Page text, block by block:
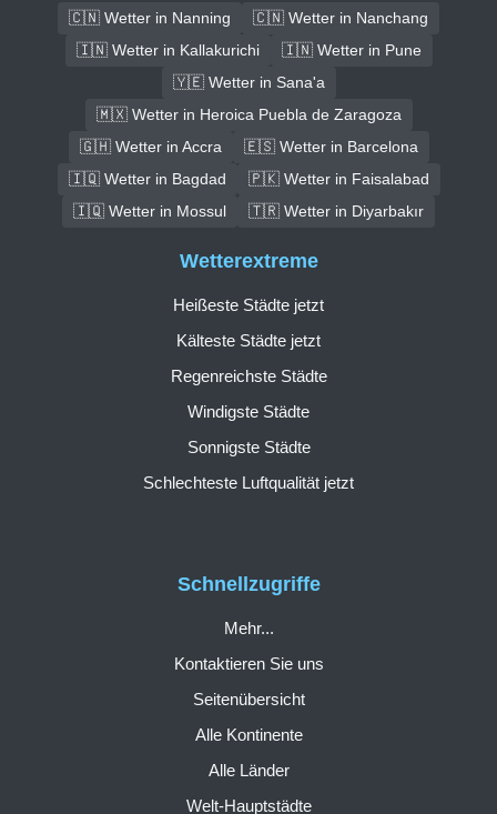
🇨🇳 Wetter in Nanning
🇨🇳 Wetter in Nanchang
🇮🇳 Wetter in Kallakurichi
🇮🇳 Wetter in Pune
🇾🇪 Wetter in Sana'a
🇲🇽 Wetter in Heroica Puebla de Zaragoza
🇬🇭 Wetter in Accra
🇪🇸 Wetter in Barcelona
🇮🇶 Wetter in Bagdad
🇵🇰 Wetter in Faisalabad
🇮🇶 Wetter in Mossul
🇹🇷 Wetter in Diyarbakır
Schnellzugriffe
Mehr...
Kontaktieren Sie uns
Seitenübersicht
Alle Kontinente
Alle Länder
Welt-Hauptstädte
Wetterextreme
Heißeste Städte jetzt
Kälteste Städte jetzt
Regenreichste Städte
Windigste Städte
Sonnigste Städte
Schlechteste Luftqualität jetzt